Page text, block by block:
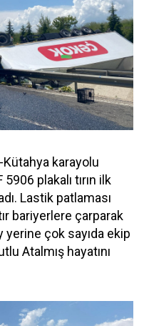
karayolu
plakalı tırın ilk
Lastik patlaması
bariyerlere çarparak
yerine çok sayıda ekip
Atalmış hayatını